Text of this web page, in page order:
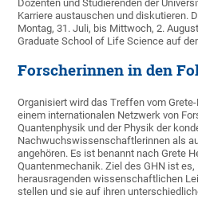
Dozenten und Studierenden der
Karriere austauschen und diskutieren.
Montag, 31. Juli, bis Mittwoch, 2.
Graduate School of Life Science auf
Forscherinnen in den
Organisiert wird das Treffen vom
einem internationalen Netzwerk von
Quantenphysik und der Physik der
Nachwuchswissenschaftlerinnen als
angehören. Es ist benannt nach Grete
Quantenmechanik. Ziel des GHN ist
herausragenden wissenschaftlichen
stellen und sie auf ihren